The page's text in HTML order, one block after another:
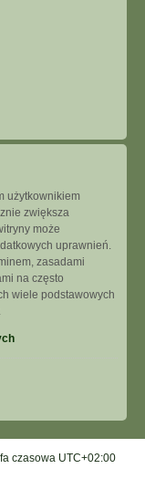
użytkownikiem
zwiększa
może
uprawnień.
zasadami
na często
wiele podstawowych
czasowa UTC+02:00